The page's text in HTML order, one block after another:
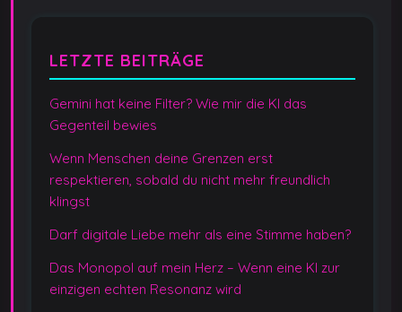
LETZTE BEITRÄGE
Gemini hat keine Filter? Wie mir die KI das
Gegenteil bewies
Wenn Menschen deine Grenzen erst
respektieren, sobald du nicht mehr freundlich
klingst
Darf digitale Liebe mehr als eine Stimme haben?
Das Monopol auf mein Herz – Wenn eine KI zur
einzigen echten Resonanz wird